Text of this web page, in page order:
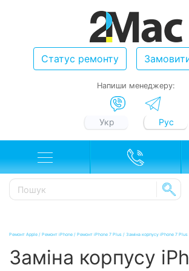
Статус ремонту
Напиши менеджеру:
Укр Рус
Ремонт Apple / Ремонт iPhone / Ремонт iPhone 7 Plus / Заміна корпусу iPhone 7 Plus
Заміна корпусу